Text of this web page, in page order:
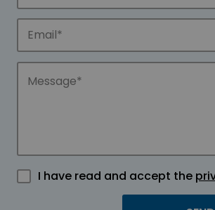
I have read and accept the